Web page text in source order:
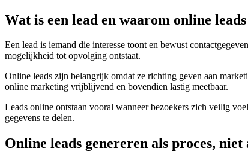
Wat is een lead en waarom online
Een lead is iemand die interesse toont en bewust
mogelijkheid tot opvolging ontstaat.
Online leads zijn belangrijk omdat ze richting geven aan
online marketing vrijblijvend en bovendien lastig meetbaar.
Leads online ontstaan vooral wanneer bezoekers zich veilig
gegevens te delen.
Online leads genereren als proces, niet